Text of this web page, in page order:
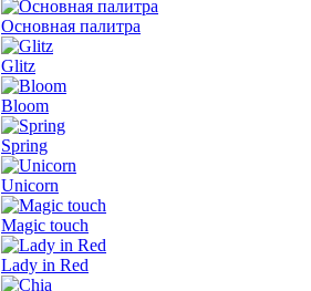
Основная палитра
Glitz
Bloom
Spring
Unicorn
Magic touch
Lady in Red